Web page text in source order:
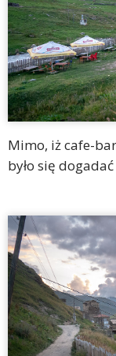
Mimo, iż cafe-
było się